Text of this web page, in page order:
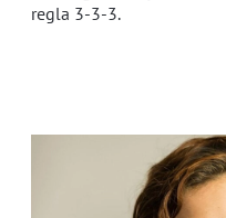
regla 3-3-3.